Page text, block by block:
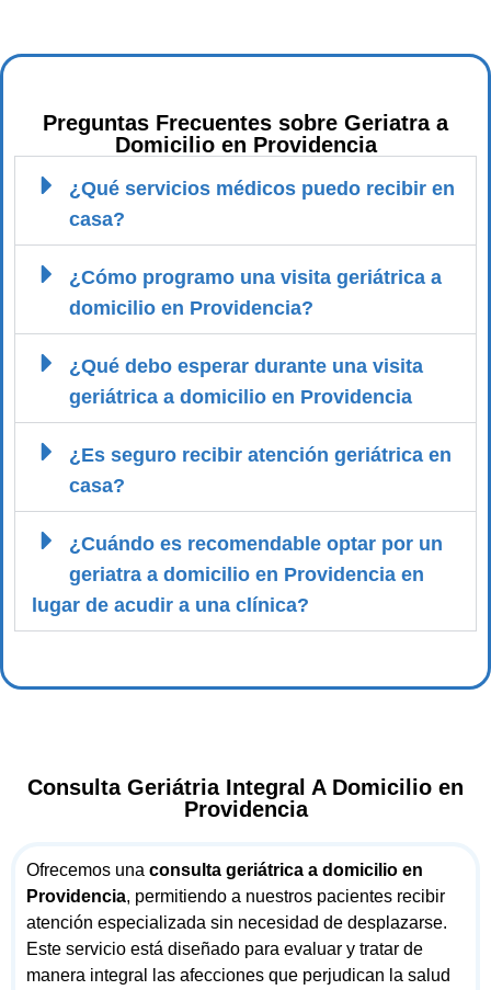
Preguntas Frecuentes sobre Geriatra a
Domicilio en Providencia
¿Qué servicios médicos puedo recibir en
casa?
¿Cómo programo una visita geriátrica a
domicilio en Providencia?
¿Qué debo esperar durante una visita
geriátrica a domicilio en Providencia
¿Es seguro recibir atención geriátrica en
casa?
¿Cuándo es recomendable optar por un
geriatra a domicilio en Providencia en
lugar de acudir a una clínica?
Consulta Geriátria Integral A Domicilio en
Providencia
Ofrecemos una consulta geriátrica a domicilio en
Providencia, permitiendo a nuestros pacientes recibir
atención especializada sin necesidad de desplazarse.
Este servicio está diseñado para evaluar y tratar de
manera integral las afecciones que perjudican la salud